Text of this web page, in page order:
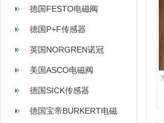
德国FESTO电磁阀
德国P+F传感器
英国NORGREN诺冠
美国ASCO电磁阀
德国SICK传感器
德国宝帝BURKERT电磁